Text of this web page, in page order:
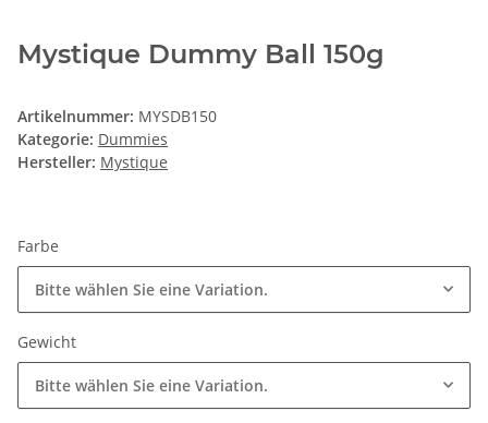
Mystique Dummy Ball 150g
Artikelnummer: MYSDB150
Kategorie: Dummies
Hersteller: Mystique
Farbe
Bitte wählen Sie eine Variation.
Gewicht
Bitte wählen Sie eine Variation.